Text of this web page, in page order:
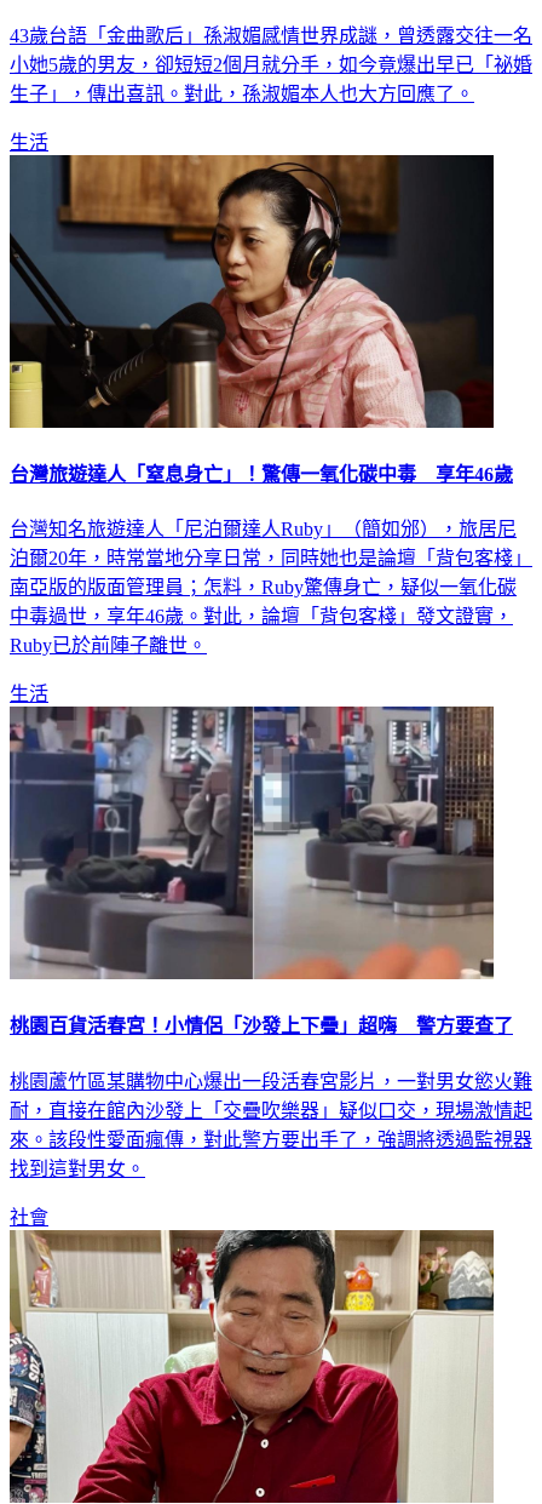
43歲台語「金曲歌后」孫淑媚感情世界成謎，曾透露交往一名
小她5歲的男友，卻短短2個月就分手，如今竟爆出早已「祕婚
生子」，傳出喜訊。對此，孫淑媚本人也大方回應了。
生活
台灣旅遊達人「窒息身亡」！驚傳一氧化碳中毒 享年46歲
台灣知名旅遊達人「尼泊爾達人Ruby」（簡如邠），旅居尼
泊爾20年，時常當地分享日常，同時她也是論壇「背包客棧」
南亞版的版面管理員；怎料，Ruby驚傳身亡，疑似一氧化碳
中毒過世，享年46歲。對此，論壇「背包客棧」發文證實，
Ruby已於前陣子離世。
生活
桃園百貨活春宮！小情侶「沙發上下疊」超嗨 警方要查了
桃園蘆竹區某購物中心爆出一段活春宮影片，一對男女慾火難
耐，直接在館內沙發上「交疊吹樂器」疑似口交，現場激情起
來。該段性愛面瘋傳，對此警方要出手了，強調將透過監視器
找到這對男女。
社會